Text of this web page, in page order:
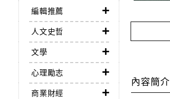
編輯推薦
人文史哲
文學
心理勵志
商業財經
內容簡介